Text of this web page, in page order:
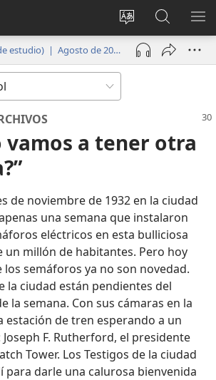
Cambiar
idioma
del sitio
Iniciar
sesión
(abre
nueva
en
jw.org
La Atalaya (edición de estudio) | Agosto de 2017
vamos a tener otra
de noviembre de 1932 en la ciudad
una semana que instalaron
eléctricos en esta bulliciosa
un millón de habitantes. Pero hoy
los semáforos ya no son novedad.
la ciudad están pendientes del
la semana. Con sus cámaras en la
estación de tren esperando a un
F. Rutherford, el presidente
Tower. Los Testigos de la ciudad
para darle una calurosa bienvenida